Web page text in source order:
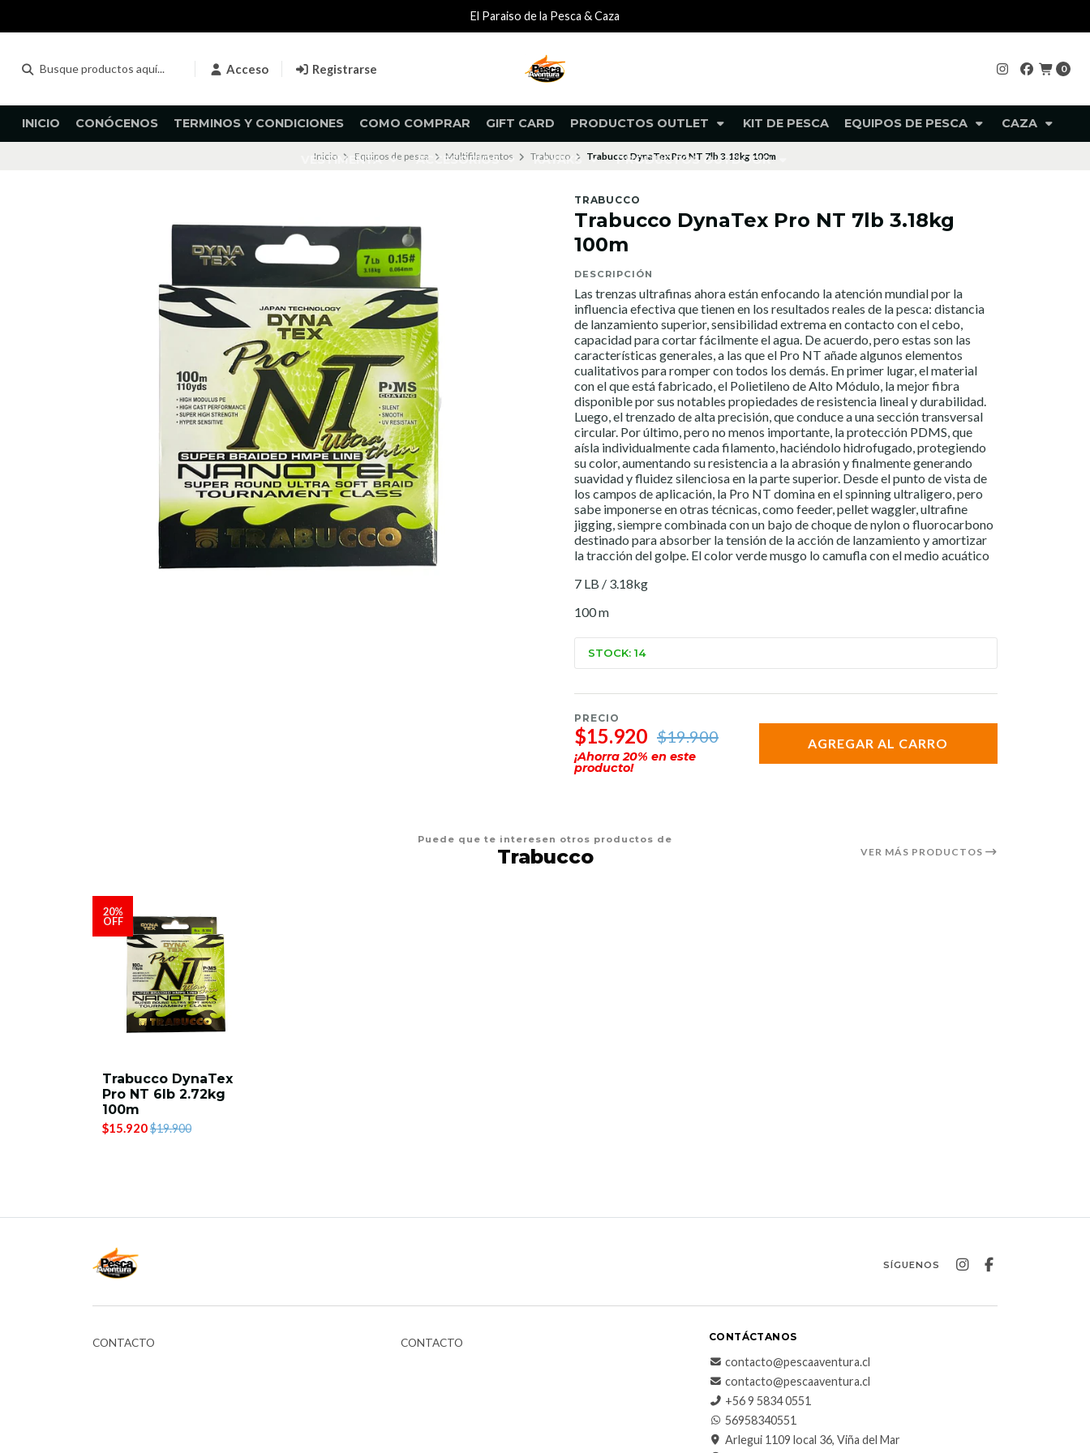
Acceso Registrarse 0
INICIO CONÓCENOS TERMINOS Y CONDICIONES COMO COMPRAR GIFT CARD PRODUCTOS OUTLET KIT DE PESCA EQUIPOS DE PESCA CAZA
VESTIMENTA ACCESORIOS KAYAKS PRODUCTOS OUTDOOR
El Paraiso de la Pesca & Caza
Inicio Equipos de pesca Multifilamentos Trabucco Trabucco DynaTex Pro NT 7lb 3.18kg 100m
TRABUCCO
Trabucco DynaTex Pro NT 7lb 3.18kg
100m
DESCRIPCIÓN
Las trenzas ultrafinas ahora están enfocando la atención mundial por la
influencia efectiva que tienen en los resultados reales de la pesca: distancia
de lanzamiento superior, sensibilidad extrema en contacto con el cebo,
capacidad para cortar fácilmente el agua. De acuerdo, pero estas son las
características generales, a las que el Pro NT añade algunos elementos
cualitativos para romper con todos los demás. En primer lugar, el material
con el que está fabricado, el Polietileno de Alto Módulo, la mejor fibra
disponible por sus notables propiedades de resistencia lineal y durabilidad.
Luego, el trenzado de alta precisión, que conduce a una sección transversal
circular. Por último, pero no menos importante, la protección PDMS, que
aísla individualmente cada filamento, haciéndolo hidrofugado, protegiendo
su color, aumentando su resistencia a la abrasión y finalmente generando
suavidad y fluidez silenciosa en la parte superior. Desde el punto de vista de
los campos de aplicación, la Pro NT domina en el spinning ultraligero, pero
sabe imponerse en otras técnicas, como feeder, pellet waggler, ultrafine
jigging, siempre combinada con un bajo de choque de nylon o fluorocarbono
destinado para absorber la tensión de la acción de lanzamiento y amortizar
la tracción del golpe. El color verde musgo lo camufla con el medio acuático
7 LB / 3.18kg
100 m
STOCK: 14
PRECIO
$15.920 $19.900
¡Ahorra20% en este
producto!
AGREGAR AL CARRO
Puede que te interesen otros productos de
Trabucco VER MÁS PRODUCTOS
20%
OFF
Trabucco DynaTex
Pro NT 6lb 2.72kg
100m
$15.920$19.900
SÍGUENOS
CONTACTO CONTACTO CONTÁCTANOS
contacto@pescaaventura.cl
contacto@pescaaventura.cl
+56 9 5834 0551
56958340551
Arlegui 1109 local 36, Viña del Mar